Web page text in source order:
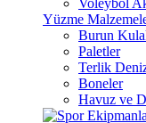
Voleybol
Yüzme
Burun
Paletler
Terlik
Boneler
Havuz ve